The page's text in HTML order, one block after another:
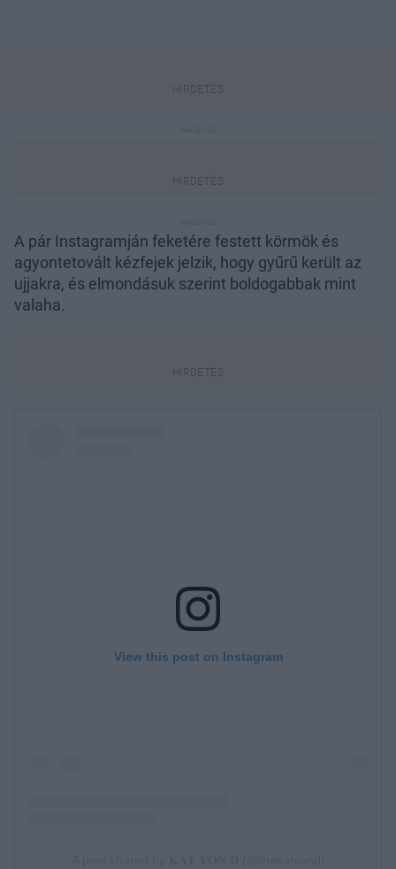
A pár Instagramján feketére festett körmök és
agyontetovált kézfejek jelzik, hogy gyűrű került az
ujjakra, és elmondásuk szerint boldogabbak mint
valaha.